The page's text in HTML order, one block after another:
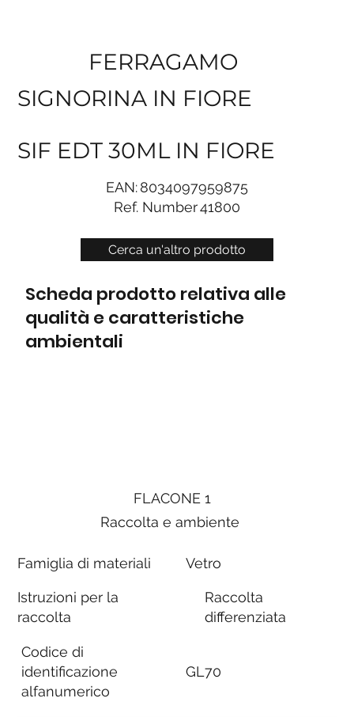
Cerca un'altro prodotto
FERRAGAMO
SIGNORINA IN FIORE
SIF EDT 30ML IN FIORE
EAN:8034097959875
Ref. Number41800
Scheda prodotto relativa alle
qualità e caratteristiche
ambientali
FLACONE 1
Raccolta e ambiente
Famiglia di materiali
Istruzioni per la
raccolta
Codice di
identificazione
alfanumerico
Vetro
Raccolta
differenziata
GL70